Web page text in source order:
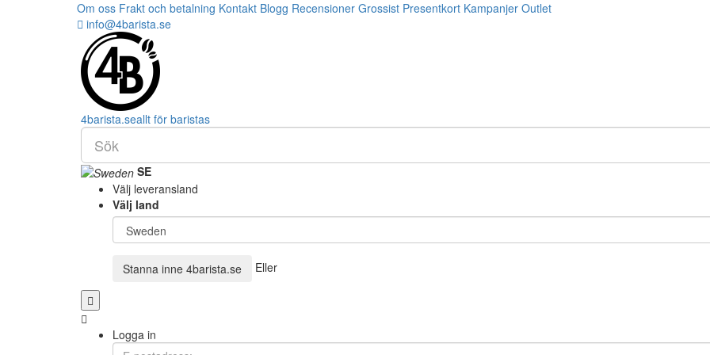
Om oss Frakt och betalning Kontakt Blogg Recensioner Grossist Presentkort Kampanjer Outlet
info@4barista.se
4barista.seallt för baristas
SE
Välj leveransland
Välj land
Stanna inne 4barista.se Eller
Logga in